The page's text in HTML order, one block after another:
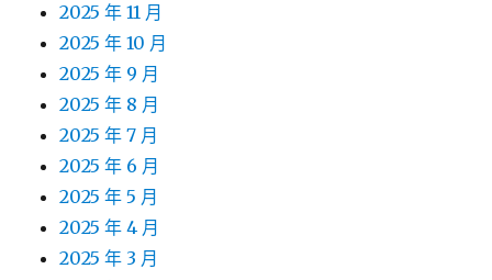
2025 年 11 月
2025 年 10 月
2025 年 9 月
2025 年 8 月
2025 年 7 月
2025 年 6 月
2025 年 5 月
2025 年 4 月
2025 年 3 月